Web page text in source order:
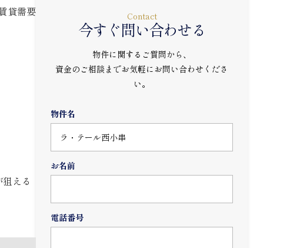
Contact
今すぐ問い合わせる
物件に関するご質問から、
資金のご相談までお気軽にお問い合わせくださ
い。
物件名
お名前
電話番号
貸需要
える